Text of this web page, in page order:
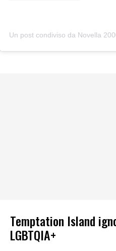
Un post condiviso da Novella
Temptation Island
LGBTQIA+